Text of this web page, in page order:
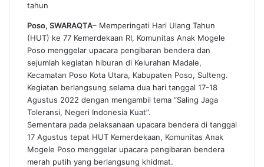
tahun
Poso, SWARAQTA– Memperingati Hari Ulang Tahun
(HUT) ke 77 Kemerdekaan RI, Komunitas Anak Mogele
Poso menggelar upacara pengibaran bendera dan
sejumlah kegiatan hiburan di Kelurahan Madale,
Kecamatan Poso Kota Utara, Kabupaten Poso, Sulteng.
Kegiatan berlangsung selama dua hari tanggal 17-18
Agustus 2022 dengan mengambil tema “Saling Jaga
Toleransi, Negeri Indonesia Kuat”.
Sementara pada pelaksanaan upacara bendera di tanggal
17 Agustus tepat HUT Kemerdekaan, Komunitas Anak
Mogele Poso menggelar upacara pengibaran bendera
merah putih yang berlangsung khidmat.